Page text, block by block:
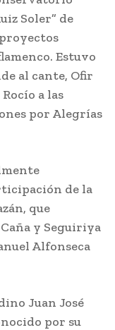
Soler” de
Estuvo
al cante, Ofir
a las
por Alegrías
de la
que
y Seguiriya
Alfonseca
Juan José
por su